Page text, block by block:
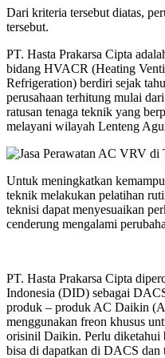
Dari kriteria tersebut diatas,
tersebut.
PT. Hasta Prakarsa Cipta
bidang HVACR (Heating
Refrigeration) berdiri sejak
perusahaan terhitung mulai
ratusan tenaga teknik yang
melayani wilayah Lenteng
Untuk meningkatkan
teknik melakukan pelatihan
teknisi dapat menyesuaikan
cenderung mengalami
PT. Hasta Prakarsa Cipta
Indonesia (DID) sebagai
produk – produk AC Daikin
menggunakan freon khusus
orisinil Daikin. Perlu diketahui
bisa di dapatkan di DACS dan